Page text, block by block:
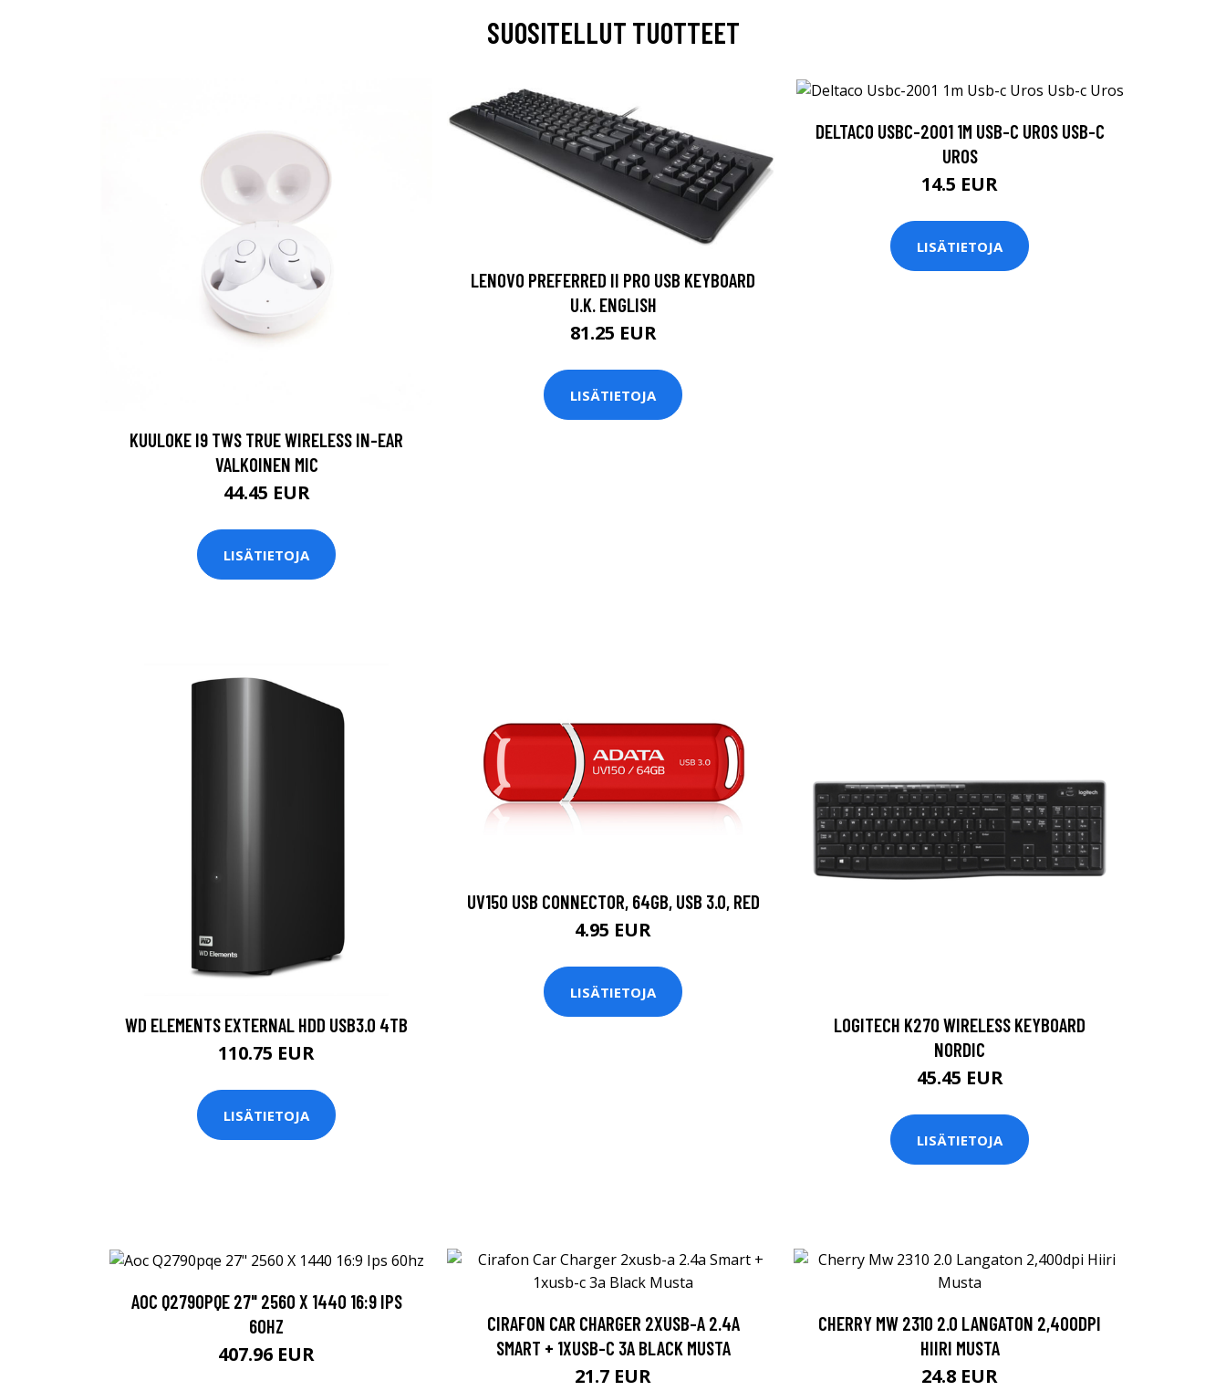
SUOSITELLUT TUOTTEET
KUULOKE I9 TWS TRUE WIRELESS IN-EAR
VALKOINEN MIC
44.45 EUR
LISÄTIETOJA
LENOVO PREFERRED II PRO USB KEYBOARD
U.K. ENGLISH
81.25 EUR
LISÄTIETOJA
DELTACO USBC-2001 1M USB-C UROS USB-C
UROS
14.5 EUR
LISÄTIETOJA
WD ELEMENTS EXTERNAL HDD USB3.0 4TB
110.75 EUR
LISÄTIETOJA
UV150 USB CONNECTOR, 64GB, USB 3.0, RED
4.95 EUR
LISÄTIETOJA
LOGITECH K270 WIRELESS KEYBOARD
NORDIC
45.45 EUR
LISÄTIETOJA
AOC Q2790PQE 27" 2560 X 1440 16:9 IPS
60HZ
407.96 EUR
CIRAFON CAR CHARGER 2XUSB-A 2.4A
SMART + 1XUSB-C 3A BLACK MUSTA
21.7 EUR
CHERRY MW 2310 2.0 LANGATON 2,400DPI
HIIRI MUSTA
24.8 EUR